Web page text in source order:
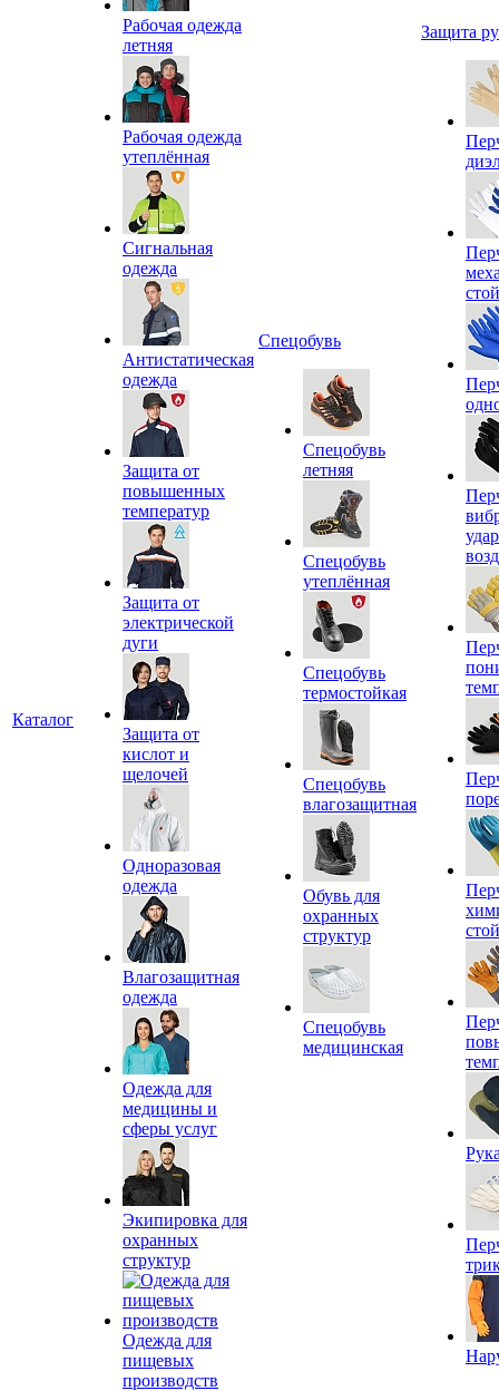
Каталог
Рабочая одежда
летняя
Рабочая одежда
утеплённая
Сигнальная
одежда
Антистатическая
одежда
Защита от
повышенных
температур
Защита от
электрической
дуги
Защита от
кислот и
щелочей
Одноразовая
одежда
Влагозащитная
одежда
Одежда для
медицины и
сферы услуг
Экипировка для
охранных
структур
Одежда для
пищевых
производств
Спецобувь
Спецобувь
летняя
Спецобувь
утеплённая
Спецобувь
термостойкая
Спецобувь
влагозащитная
Обувь для
охранных
структур
Спецобувь
медицинская
Защита